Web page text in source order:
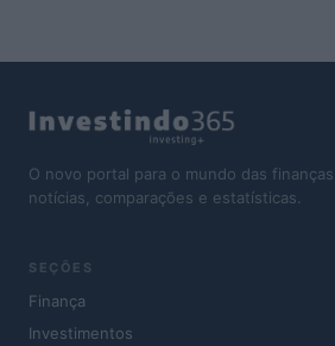
O novo portal para o mundo das
notícias, comparações e estatísticas.
SEÇÕES
Finança
Investimentos